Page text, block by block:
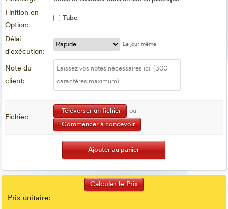
Finition en
Option:
Tube
Délai
d'exécution:
Le jour même
Note du
client:
Fichier:
Téléverser un fichier ou
Commencer à concevoir
Prix unitaire: